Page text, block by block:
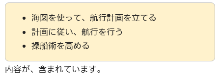
海図を使って、航行計画を立てる
計画に従い、航行を行う
操船術を高める
内容が、含まれています。